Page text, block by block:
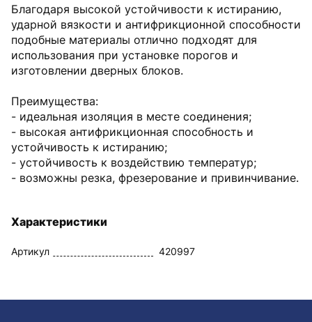
Благодаря высокой устойчивости к истиранию,
ударной вязкости и антифрикционной способности
подобные материалы отлично подходят для
использования при установке порогов и
изготовлении дверных блоков.
Преимущества:
- идеальная изоляция в месте соединения;
- высокая антифрикционная способность и
устойчивость к истиранию;
- устойчивость к воздействию температур;
- возможны резка, фрезерование и привинчивание.
Характеристики
Артикул 420997